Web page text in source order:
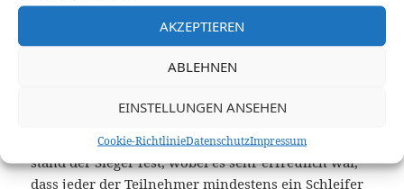
AKZEPTIEREN
ABLEHNEN
EINSTELLUNGEN ANSEHEN
Cookie-RichtlinieDatenschutzImpressum
Weißwurstdoppel mit anschließenden
Schleiferlturnier. Gespielt wurde wie gewohnt in
es aufgrund eines leichten Männerüberhangs auch
Nach vier Runden mit jeweils 20Minuten Spielzeit
stand der Sieger fest, wobei es sehr erfreulich war,
dass jeder der Teilnehmer mindestens ein Schleifer